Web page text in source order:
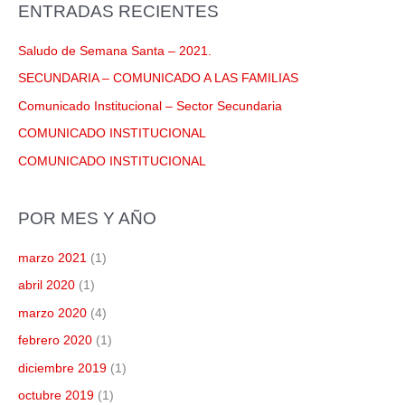
c
a
r
:
ENTRADAS RECIENTES
Saludo de Semana Santa – 2021.
SECUNDARIA – COMUNICADO A LAS FAMILIAS
Comunicado Institucional – Sector Secundaria
COMUNICADO INSTITUCIONAL
COMUNICADO INSTITUCIONAL
POR MES Y AÑO
marzo 2021 (1)
abril 2020 (1)
marzo 2020 (4)
febrero 2020 (1)
diciembre 2019 (1)
octubre 2019 (1)